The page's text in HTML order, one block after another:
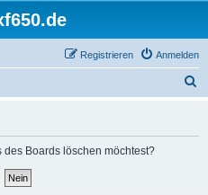
Anmelden
Registrieren
des Boards löschen möchtest?